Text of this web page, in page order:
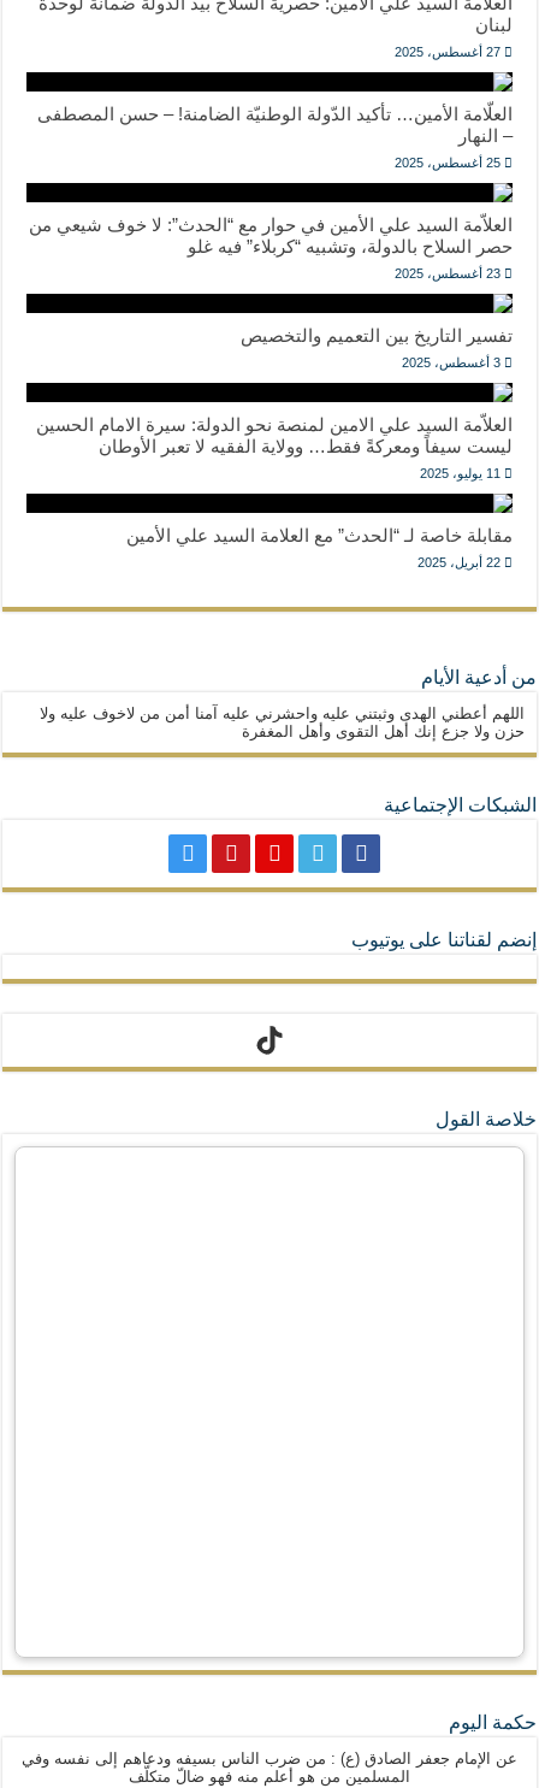
لبنان
27 أغسطس، 2025
العلّامة الأمين… تأكيد الدّولة الوطنيّة الضامنة! – حسن المصطفى
– النهار
25 أغسطس، 2025
العلاّمة السيد علي الأمين في حوار مع “الحدث”: لا خوف شيعي من
حصر السلاح بالدولة، وتشبيه “كربلاء” فيه غلو
23 أغسطس، 2025
تفسير التاريخ بين التعميم والتخصيص
3 أغسطس، 2025
العلاّمة السيد علي الامين لمنصة نحو الدولة: سيرة الامام الحسين
ليست سيفاً ومعركةً فقط… وولاية الفقيه لا تعبر الأوطان
11 يوليو، 2025
مقابلة خاصة لـ “الحدث” مع العلامة السيد علي الأمين
22 أبريل، 2025
من أدعية الأيام
اللهم أعطني الهدى وثبتني عليه واحشرني عليه آمنا أمن من لاخوف عليه ولا
حزن ولا جزع إنك أهل التقوى وأهل المغفرة
الشبكات الإجتماعية
إنضم لقناتنا على يوتيوب
تيك توك
خلاصة القول
حكمة اليوم
عن الإمام جعفر الصادق (ع) : من ضرب الناس بسيفه ودعاهم إلى نفسه وفي
المسلمين من هو أعلم منه فهو ضالّ متكلّف